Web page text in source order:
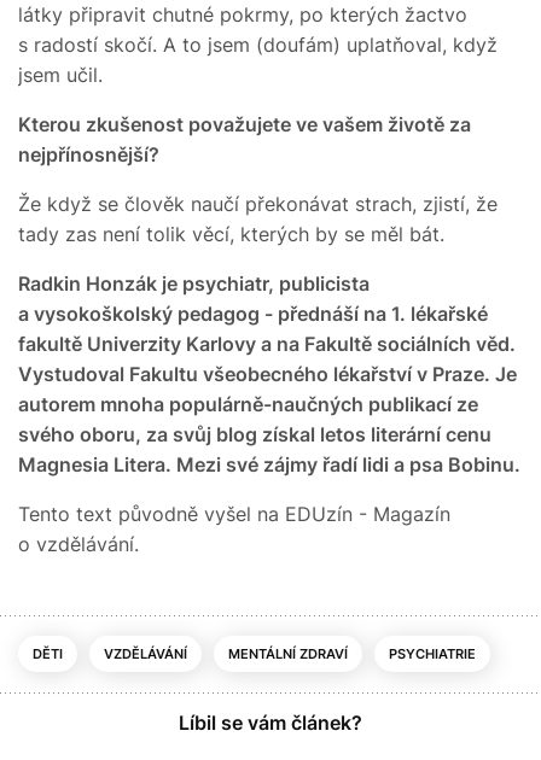
látky připravit chutné pokrmy, po kterých žactvo
s radostí skočí. A to jsem (doufám) uplatňoval, když
jsem učil.
Kterou zkušenost považujete ve vašem životě za
nejpřínosnější?
Že když se člověk naučí překonávat strach, zjistí, že
tady zas není tolik věcí, kterých by se měl bát.
Radkin Honzák je psychiatr, publicista
a vysokoškolský pedagog - přednáší na 1. lékařské
fakultě Univerzity Karlovy a na Fakultě sociálních věd.
Vystudoval Fakultu všeobecného lékařství v Praze. Je
autorem mnoha populárně-naučných publikací ze
svého oboru, za svůj blog získal letos literární cenu
Magnesia Litera. Mezi své zájmy řadí lidi a psa Bobinu.
Tento text původně vyšel na EDUzín - Magazín
o vzdělávání.
DĚTI VZDĚLÁVÁNÍ MENTÁLNÍ ZDRAVÍ PSYCHIATRIE
Líbil se vám článek?